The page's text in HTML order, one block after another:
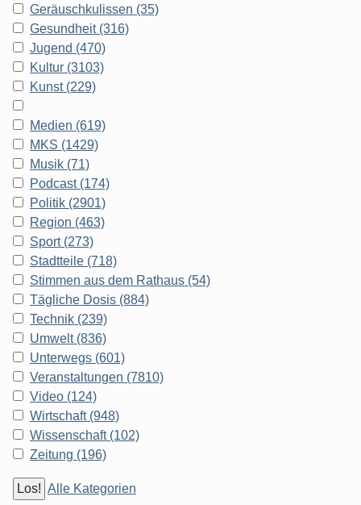
Geräuschkulissen (35)
Gesundheit (316)
Jugend (470)
Kultur (3103)
Kunst (229)
Medien (619)
MKS (1429)
Musik (71)
Podcast (174)
Politik (2901)
Region (463)
Sport (273)
Stadtteile (718)
Stimmen aus dem Rathaus (54)
Tägliche Dosis (884)
Technik (239)
Umwelt (836)
Unterwegs (601)
Veranstaltungen (7810)
Video (124)
Wirtschaft (948)
Wissenschaft (102)
Zeitung (196)
Alle Kategorien